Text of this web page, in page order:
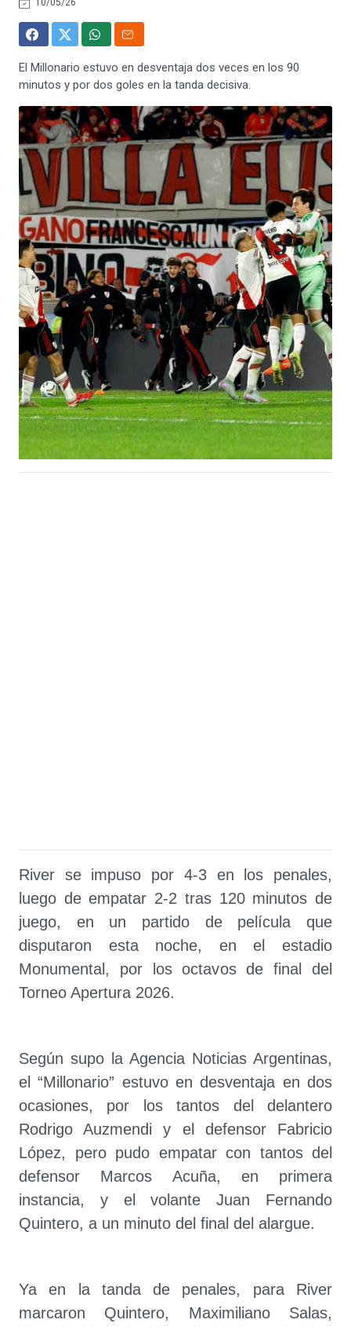
10/05/26
El Millonario estuvo en desventaja dos veces en los 90
minutos y por dos goles en la tanda decisiva.
River se impuso por 4-3 en los penales,
luego de empatar 2-2 tras 120 minutos de
juego, en un partido de película que
disputaron esta noche, en el estadio
Monumental, por los octavos de final del
Torneo Apertura 2026.
Según supo la Agencia Noticias Argentinas,
el “Millonario” estuvo en desventaja en dos
ocasiones, por los tantos del delantero
Rodrigo Auzmendi y el defensor Fabricio
López, pero pudo empatar con tantos del
defensor Marcos Acuña, en primera
instancia, y el volante Juan Fernando
Quintero, a un minuto del final del alargue.
Ya en la tanda de penales, para River
marcaron Quintero, Maximiliano Salas,